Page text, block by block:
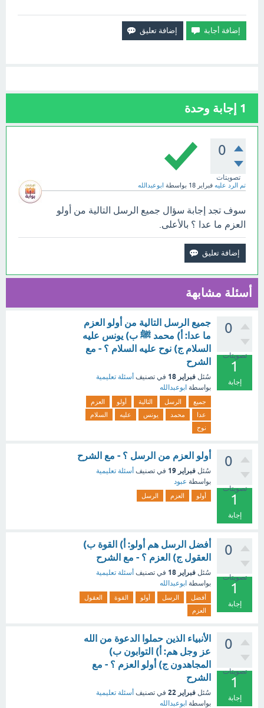
1 إجابة وحدة
0
تصويتات
تم الرد عليه فبراير 18 بواسطة ابوعبدالله
سوف تجد إجابة سؤال جميع الرسل التالية من أولو
العزم ما عدا ؟ بالأعلى.
أسئلة مشابهة
0
تصويتات
1
إجابة
جميع الرسل التالية من أولو العزم
ما عدا: أ) محمد ﷺ ب) يونس عليه
السلام ج) نوح عليه السلام ؟ - مع
الشرح
سُئل فبراير 18 في تصنيف أسئلة تعليمية
بواسطة ابوعبدالله
جميع الرسل التالية أولو
العزم
عدا
محمد يونس عليه
السلام
نوح
0
تصويتات
1
إجابة
أولو العزم من الرسل ؟ - مع الشرح
سُئل فبراير 19 في تصنيف أسئلة تعليمية
بواسطة عبود
أولو العزم الرسل
0
تصويتات
1
إجابة
أفضل الرسل هم أولو: أ) القوة ب)
العقول ج) العزم ؟ - مع الشرح
سُئل فبراير 18 في تصنيف أسئلة تعليمية
بواسطة ابوعبدالله
أفضل الرسل أولو القوة
العقول
العزم
0
تصويتات
1
إجابة
الأنبياء الذين حملوا الدعوة من الله
عز وجل هم: أ) التوابون ب)
المجاهدون ج) أولو العزم ؟ - مع
الشرح
سُئل فبراير 22 في تصنيف أسئلة تعليمية
بواسطة ابوعبدالله